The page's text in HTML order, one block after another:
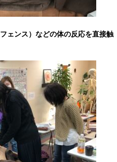
ェンス）などの体の反応を直接触